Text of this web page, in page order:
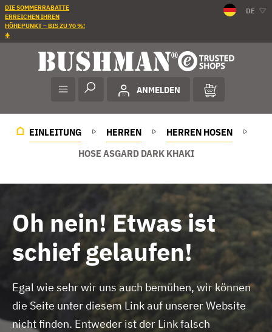
DIE SOMMERRABATTE
ERREICHEN IHREN
HÖHEPUNKT – BIS ZU 70 %!
☀️
DE
ANMELDEN
EINLEITUNG HERREN
HERREN HOSEN
HOSE ASGARD DARK KHAKI
Oh nein! Etwas ist
schief gelaufen!
Egal wie sehr wir uns auch bemühen, wir können
die Seite unter diesem Link auf unserer Website
nicht finden. Entweder ist der Link falsch